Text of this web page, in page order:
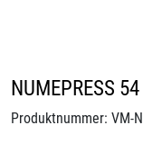
NUMEPRESS
Produktnummer: VM-
Blogg